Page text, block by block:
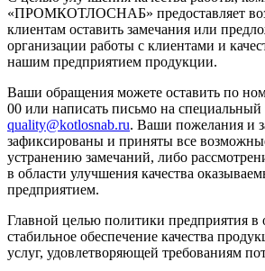
«ПРОМКОТЛОСНАБ» предоставляет
клиентам оставить замечания или
организации работы с клиентами и
нашим предприятием продукции.
Ваши обращения можете оставить по
00 или написать письмо на специальный
quality@kotlosnab.ru. Ваши пожелания и
зафиксированы и приняты все
устранению замечаний, либо
в области улучшения качества
предприятием.
Главной целью политики предприятия в
стабильное обеспечение качества
услуг, удовлетворяющей требованиям